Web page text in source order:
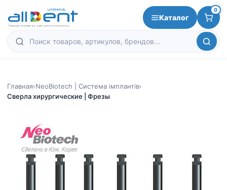
Каталог
0
Главная›NeoBiotech | Система імплантів›
Сверла хирургические | Фрезы